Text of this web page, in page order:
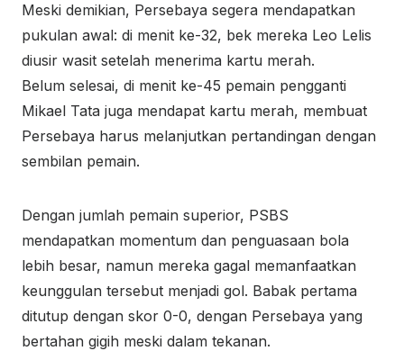
Meski demikian, Persebaya segera mendapatkan
pukulan awal: di menit ke-32, bek mereka Leo Lelis
diusir wasit setelah menerima kartu merah.
Belum selesai, di menit ke-45 pemain pengganti
Mikael Tata juga mendapat kartu merah, membuat
Persebaya harus melanjutkan pertandingan dengan
sembilan pemain.
Dengan jumlah pemain superior, PSBS
mendapatkan momentum dan penguasaan bola
lebih besar, namun mereka gagal memanfaatkan
keunggulan tersebut menjadi gol. Babak pertama
ditutup dengan skor 0-0, dengan Persebaya yang
bertahan gigih meski dalam tekanan.